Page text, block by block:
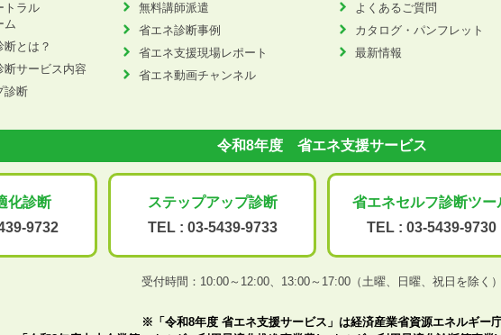
トラル
ム
とは？
断サービス内容
診断
無料講師派遣
省エネ診断事例
省エネ支援現場レポート
省エネ動画チャンネル
よくあるご質問
カタログ・パンフレット
最新情報
令和8年度 省エネ支援サービス
化診断
9732
ステップアップ診断
TEL : 03-5439-9733
省エネセルフ診断ツー
TEL : 03-5439-9730
受付時間：10:00～12:00、 13:00～17:00（土曜、日曜、祝日を除く）
※「令和8年度 省エネ支援サービス」は経済産業省資源エネルギー